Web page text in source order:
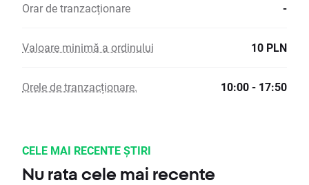
Orar de tranzacționare -
Valoare minimă a ordinului 10 PLN
Orele de tranzacționare. 10:00 - 17:50
CELE MAI RECENTE ȘTIRI
Nu rata cele mai recente